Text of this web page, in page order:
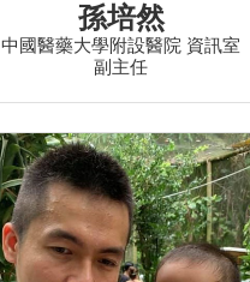
孫培然
中國醫藥大學附設醫院 資訊室
副主任